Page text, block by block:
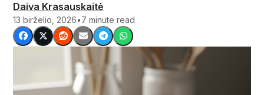
Daiva Krasauskaitė
13 birželio, 2026•7 minute read